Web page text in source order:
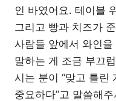
인 바였어요. 테이블
그리고 빵과 치즈가
사람들 앞에서 와인
말하는 게 조금 부끄
시는 분이 “맞고 틀린
중요하다”고 말씀해